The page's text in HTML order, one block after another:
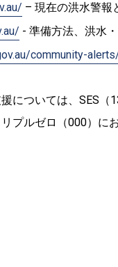
– 現在の洪水警報
- 準備方法、洪水
community-
については、SES（
プルゼロ（000）に